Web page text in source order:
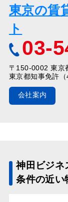
東京の賃
ト
03-
〒150-0002 東京
東京都知事免許
会社案内
神田ビジネ
条件の近い